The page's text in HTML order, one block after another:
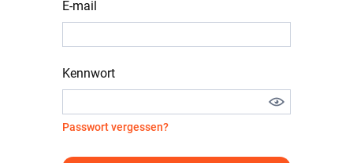
E-mail
Kennwort
Passwort vergessen?